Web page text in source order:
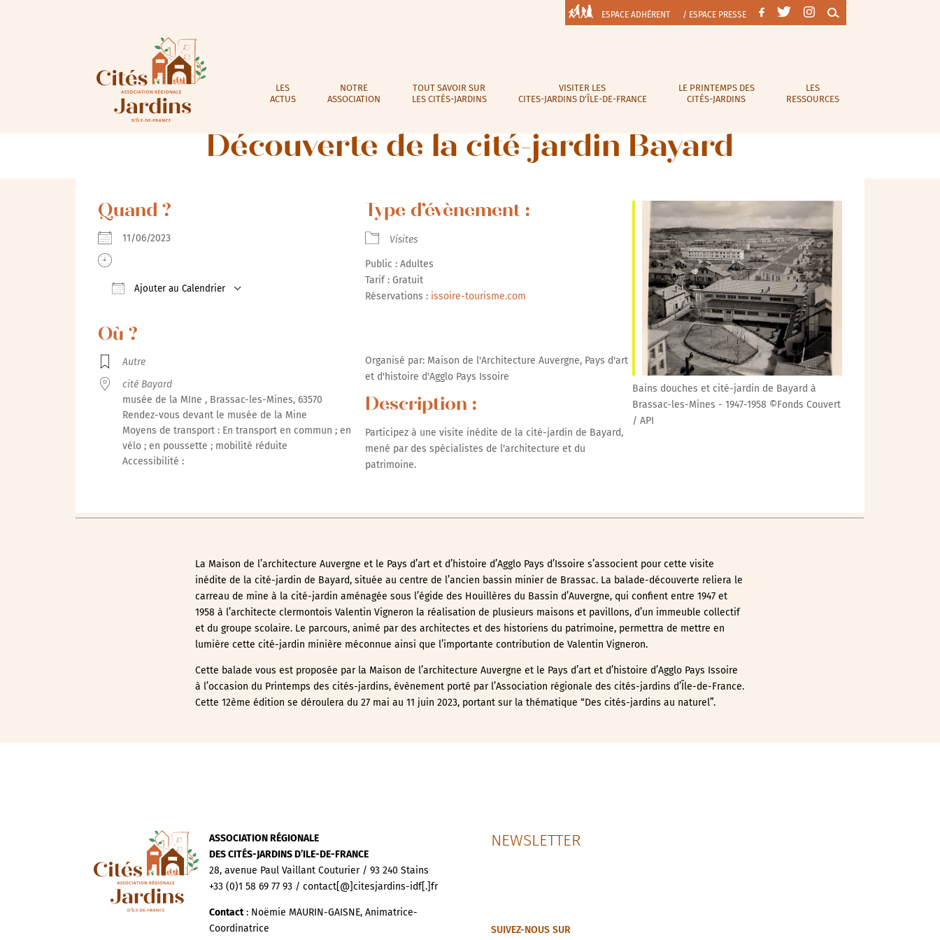
ESPACE ADHÉRENT / ESPACE PRESSE
LES
ACTUS
NOTRE
ASSOCIATION
TOUT SAVOIR SUR
LES CITÉS-JARDINS
VISITER LES
CITES-JARDINS D’ÎLE-DE-FRANCE
LE PRINTEMPS DES
CITÉS-JARDINS
LES
RESSOURCES
Découverte de la cité-jardin Bayard
Bains douches et cité-jardin de Bayard à
Brassac-les-Mines - 1947-1958 ©Fonds Couvert
/ API
Quand ?
11/06/2023
Ajouter au Calendrier
Outlook Live
Où ?
Autre
cité Bayard
musée de la MIne , Brassac-les-Mines, 63570
Rendez-vous devant le musée de la Mine
Moyens de transport : En transport en commun ; en
vélo ; en poussette ; mobilité réduite
Accessibilité :
Type d’évènement :
Visites
Public : Adultes
Tarif : Gratuit
Réservations : issoire-tourisme.com
Organisé par: Maison de l'Architecture Auvergne, Pays d'art
et d'histoire d'Agglo Pays Issoire
Description :
Participez à une visite inédite de la cité-jardin de Bayard,
mené par des spécialistes de l'architecture et du
patrimoine.
La Maison de l’architecture Auvergne et le Pays d’art et d’histoire d’Agglo Pays d’Issoire s’associent pour cette visite
inédite de la cité-jardin de Bayard, située au centre de l’ancien bassin minier de Brassac. La balade-découverte reliera le
carreau de mine à la cité-jardin aménagée sous l’égide des Houillères du Bassin d’Auvergne, qui confient entre 1947 et
1958 à l’architecte clermontois Valentin Vigneron la réalisation de plusieurs maisons et pavillons, d’un immeuble collectif
et du groupe scolaire. Le parcours, animé par des architectes et des historiens du patrimoine, permettra de mettre en
lumière cette cité-jardin minière méconnue ainsi que l’importante contribution de Valentin Vigneron.
Cette balade vous est proposée par la Maison de l’architecture Auvergne et le Pays d’art et d’histoire d’Agglo Pays Issoire
à l’occasion du Printemps des cités-jardins, évènement porté par l’Association régionale des cités-jardins d’Île-de-France.
Cette 12ème édition se déroulera du 27 mai au 11 juin 2023, portant sur la thématique “Des cités-jardins au naturel”.
ASSOCIATION RÉGIONALE
DES CITÉS-JARDINS D’ILE-DE-FRANCE
28, avenue Paul Vaillant Couturier / 93 240 Stains
+33 (0)1 58 69 77 93 / contact[@]citesjardins-idf[.]fr
Contact: Noëmie MAURIN-GAISNE, Animatrice-
Coordinatrice
NEWSLETTER
SUIVEZ-NOUS SUR